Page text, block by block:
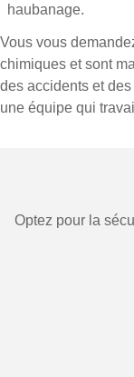
haubanage.
Vous vous
chimiques et sont
des accidents et
une équipe qui
Optez pour la